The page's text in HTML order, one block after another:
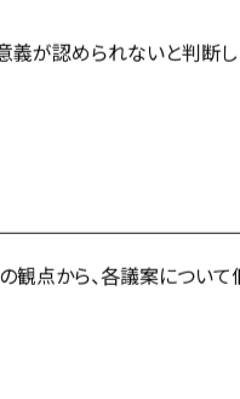
が認められないと判断
点から、各議案につい